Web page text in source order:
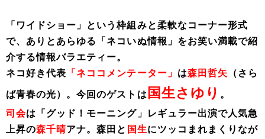
「ワイドショー」という枠組みと柔軟なコーナー形式
で、ありとあらゆる「ネコいぬ情報」をお笑い満載で紹
介する情報バラエティー。
ネコ好き代表 「ネココメンテーター」 は森田哲矢 （さら
ば青春の光）。今回のゲストは 国生さゆり 。
司会は「グッド！モーニング」レギュラー出演で人気急
上昇の森千晴アナ。森田と 国生にツッコまれまくりなが